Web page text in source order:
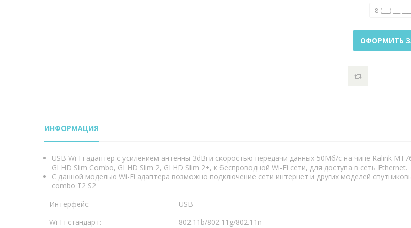
ОФОРМИТЬ
ИНФОРМАЦИЯ
USB Wi-Fi адаптер c усилением антенны 3dBi и скоростью передачи данных 50Мб/с на чипе Ralink
GI HD Slim Combo, GI HD Slim 2, GI HD Slim 2+, к беспроводной Wi-Fi сети, для доступа в сеть Ethernet.
С данной моделью Wi-Fi адаптера возможно подключение сети интернет и других моделей
combo T2 S2
Интерфейс:
USB
Wi-Fi стандарт:
802.11b/802.11g/802.11n